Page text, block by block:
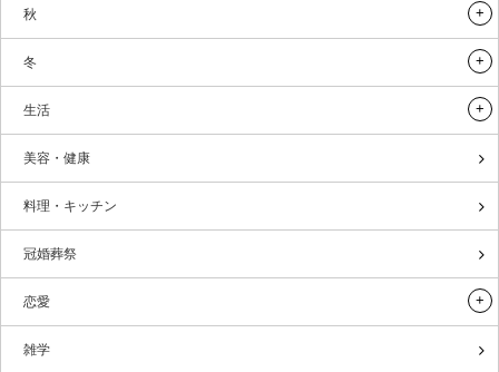
秋
冬
生活
美容・健康
料理・キッチン
冠婚葬祭
恋愛
雑学